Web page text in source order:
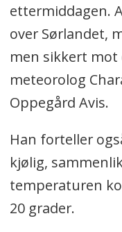
ettermiddagen.
over Sørlandet,
men sikkert mot
meteorolog
Oppegård Avis.
Han forteller
kjølig,
temperaturen
20 grader.